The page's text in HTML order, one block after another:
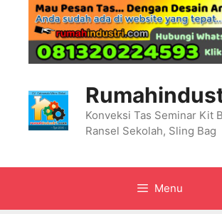
Konveksi Tas Seminar Kit
Ransel Sekolah, Sling Bag
Menu